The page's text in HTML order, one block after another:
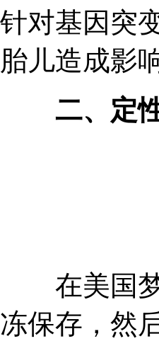
针对基因突
胎儿造成影
二、定
在美国梦
冻保存，然